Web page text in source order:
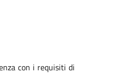
con i requisiti di